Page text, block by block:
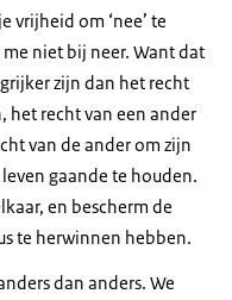
vrijheid om ‘nee’ te
niet bij neer. Want dat
zijn dan het recht
het recht van een ander
van de ander om zijn
gaande te houden.
en bescherm de
te herwinnen hebben.
dan anders. We